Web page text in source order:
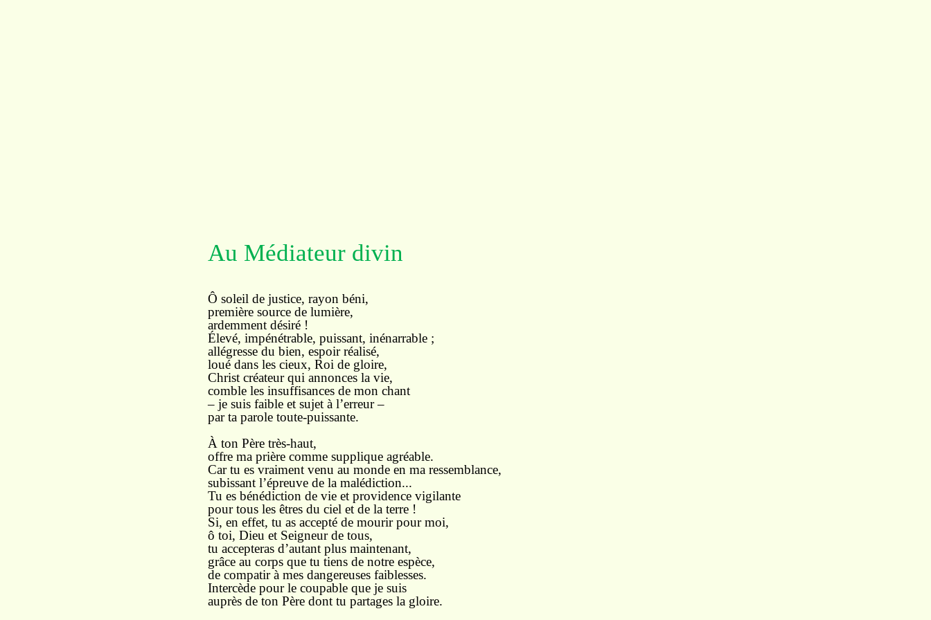
Au Médiateur divin
Ô soleil de justice, rayon béni,
première source de lumière,
ardemment désiré !
Élevé, impénétrable, puissant, inénarrable ;
allégresse du bien, espoir réalisé,
loué dans les cieux, Roi de gloire,
Christ créateur qui annonces la vie,
comble les insuffisances de mon chant
– je suis faible et sujet à l’erreur –
par ta parole toute-puissante.
À ton Père très-haut,
offre ma prière comme supplique agréable.
Car tu es vraiment venu au monde en ma ressemblance,
subissant l’épreuve de la malédiction...
Tu es bénédiction de vie et providence vigilante
pour tous les êtres du ciel et de la terre !
Si, en effet, tu as accepté de mourir pour moi,
ô toi, Dieu et Seigneur de tous,
tu accepteras d’autant plus maintenant,
grâce au corps que tu tiens de notre espèce,
de compatir à mes dangereuses faiblesses.
Intercède pour le coupable que je suis
auprès de ton Père dont tu partages la gloire.